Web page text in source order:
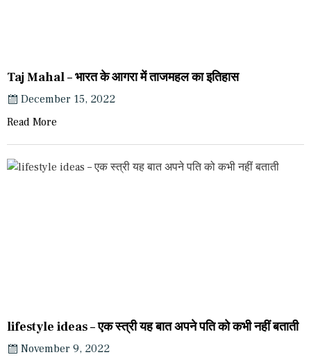
Taj Mahal – भारत के आगरा में ताजमहल का इतिहास
December 15, 2022
Read More
lifestyle ideas – एक स्त्री यह बात अपने पति को कभी नहीं बताती
November 9, 2022